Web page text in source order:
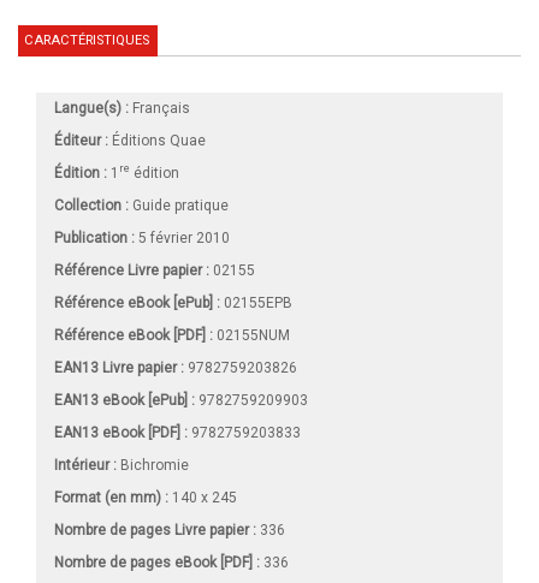
CARACTÉRISTIQUES
Langue(s) : Français
Éditeur : Éditions Quae
Édition : 1 re édition
Collection : Guide pratique
Publication : 5 février 2010
Référence Livre papier : 02155
Référence eBook [ePub] : 02155EPB
Référence eBook [PDF] : 02155NUM
EAN13 Livre papier : 9782759203826
EAN13 eBook [ePub] : 9782759209903
EAN13 eBook [PDF] : 9782759203833
Intérieur : Bichromie
Format (en mm) : 140 x 245
Nombre de pages Livre papier: 336
Nombre de pages eBook [PDF] : 336